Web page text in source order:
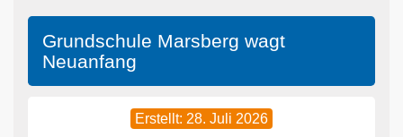
Grundschule Marsberg wagt
Neuanfang
Erstellt: 28. Juli 2026